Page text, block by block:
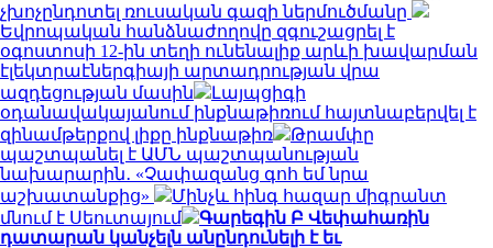
չխոչընդոտել ռուսական գազի ներմուծմանը
Եվրոպական հանձնաժողովը զգուշացրել է
օգոստոսի 12-ին տեղի ունենալիք արևի խավարման
էլեկտրաէներգիայի արտադրության վրա
ազդեցության մասին
Լայպցիգի
օդանավակայանում ինքնաթիռում հայտնաբերվել է
զինամթերքով լիքը ինքնաթիռ
Թրամփը
պաշտպանել է ԱՄՆ պաշտպանության
նախարարին․ «Չափազանց գոհ եմ նրա
աշխատանքից»
Մինչև հինգ հազար միգրանտ
մնում է Սեուտայում
Գարեգին Բ Վեփահառին
դատարան կանչելն անընդունելի է եւ